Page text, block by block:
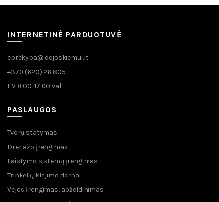
INTERNETINĖ PARDUOTUVĖ
eprekyba@idejoskiemui.lt
+370 (620) 26 805
I-V 8:00-17:00 val.
PASLAUGOS
Tvorų statymas
Drenažo įrengimas
Laistymo sistemų įrengimas
Trinkelių klojimo darbai
Vejos įrengimas, apželdinimas